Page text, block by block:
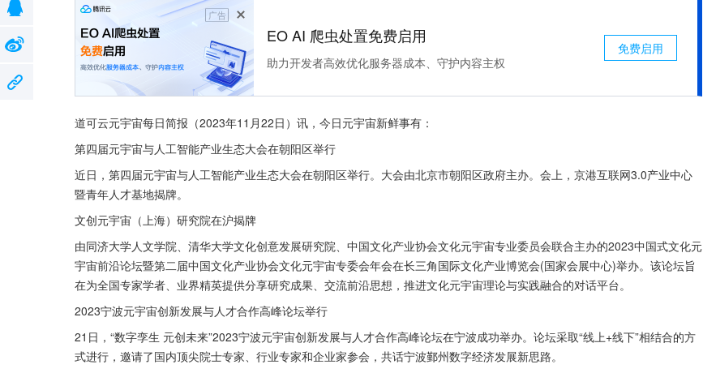
广告
EO AI 爬虫处置免费启用
助力开发者高效优化服务器成本、守护内容主权
免费启用
道可云元宇宙每日简报（2023年11月22日）讯，今日元宇宙新鲜事有：
第四届元宇宙与人工智能产业生态大会在朝阳区举行
近日，第四届元宇宙与人工智能产业生态大会在朝阳区举行。大会由北京市朝阳区政府主办。会上，京港互联网3.0产业中心
暨青年人才基地揭牌。
文创元宇宙（上海）研究院在沪揭牌
由同济大学人文学院、清华大学文化创意发展研究院、中国文化产业协会文化元宇宙专业委员会联合主办的2023中国式文化元
宇宙前沿论坛暨第二届中国文化产业协会文化元宇宙专委会年会在长三角国际文化产业博览会(国家会展中心)举办。该论坛旨
在为全国专家学者、业界精英提供分享研究成果、交流前沿思想，推进文化元宇宙理论与实践融合的对话平台。
2023宁波元宇宙创新发展与人才合作高峰论坛举行
21日，“数字孪生 元创未来”2023宁波元宇宙创新发展与人才合作高峰论坛在宁波成功举办。论坛采取“线上+线下”相结合的方
式进行，邀请了国内顶尖院士专家、行业专家和企业家参会，共话宁波鄞州数字经济发展新思路。